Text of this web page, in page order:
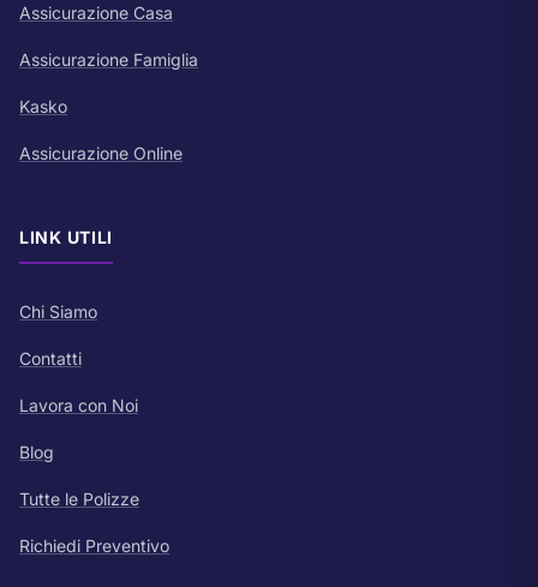
Assicurazione Casa
Assicurazione Famiglia
Kasko
Assicurazione Online
LINK UTILI
Chi Siamo
Contatti
Lavora con Noi
Blog
Tutte le Polizze
Richiedi Preventivo